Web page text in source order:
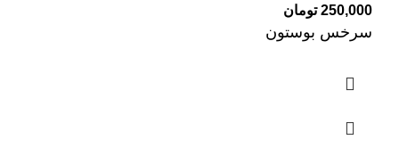
250,000 تومان
سرخس بوستون